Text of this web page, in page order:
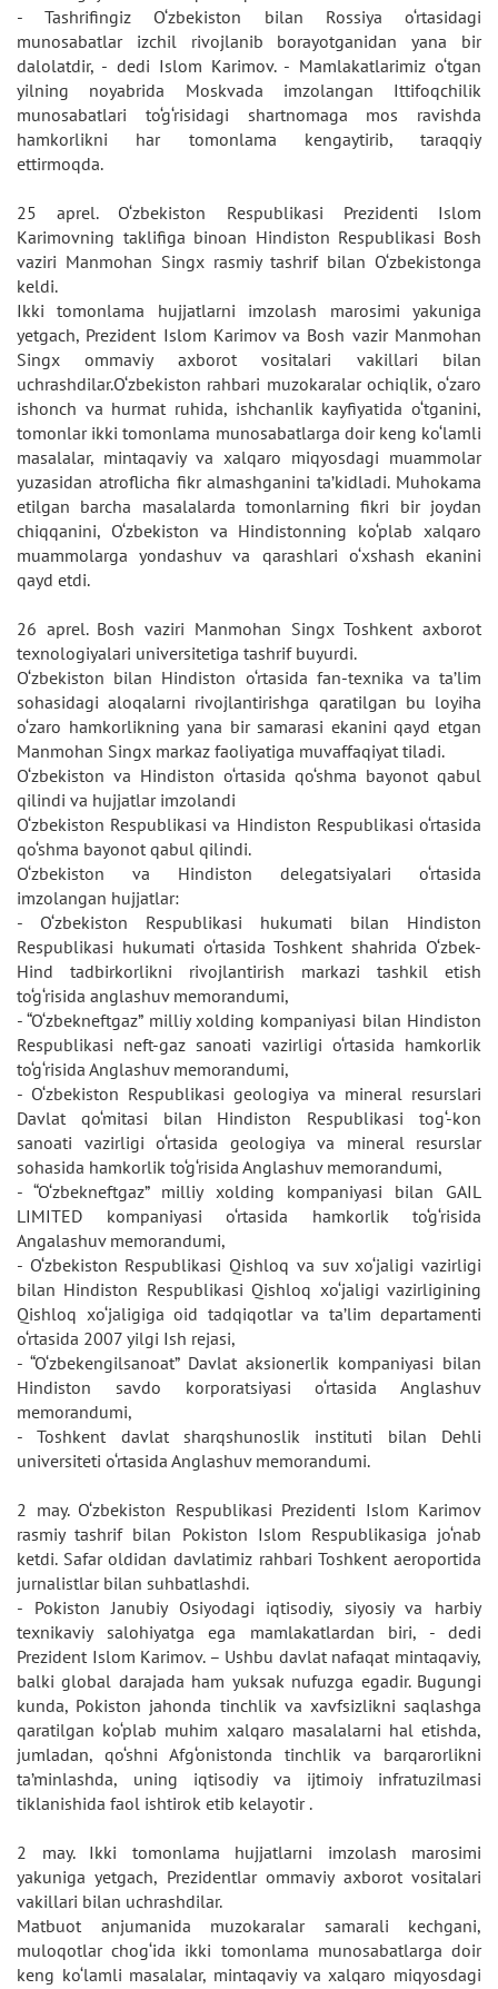
- Tashrifingiz O‘zbekiston bilan Rossiya o‘rtasidagi
munosabatlar izchil rivojlanib borayotganidan yana bir
dalolatdir, - dedi Islom Karimov. - Mamlakatlarimiz o‘tgan
yilning noyabrida Moskvada imzolangan Ittifoqchilik
munosabatlari to‘g‘risidagi shartnomaga mos ravishda
hamkorlikni har tomonlama kengaytirib, taraqqiy
ettirmoqda.
25 aprel. O‘zbekiston Respublikasi Prezidenti Islom
Karimovning taklifiga binoan Hindiston Respublikasi Bosh
vaziri Manmohan Singx rasmiy tashrif bilan O‘zbekistonga
keldi.
Ikki tomonlama hujjatlarni imzolash marosimi yakuniga
yetgach, Prezident Islom Karimov va Bosh vazir Manmohan
Singx ommaviy axborot vositalari vakillari bilan
uchrashdilar.O‘zbekiston rahbari muzokaralar ochiqlik, o‘zaro
ishonch va hurmat ruhida, ishchanlik kayfiyatida o‘tganini,
tomonlar ikki tomonlama munosabatlarga doir keng ko‘lamli
masalalar, mintaqaviy va xalqaro miqyosdagi muammolar
yuzasidan atroflicha fikr almashganini ta’kidladi. Muhokama
etilgan barcha masalalarda tomonlarning fikri bir joydan
chiqqanini, O‘zbekiston va Hindistonning ko‘plab xalqaro
muammolarga yondashuv va qarashlari o‘xshash ekanini
qayd etdi.
26 aprel. Bosh vaziri Manmohan Singx Toshkent axborot
texnologiyalari universitetiga tashrif buyurdi.
O‘zbekiston bilan Hindiston o‘rtasida fan-texnika va ta’lim
sohasidagi aloqalarni rivojlantirishga qaratilgan bu loyiha
o‘zaro hamkorlikning yana bir samarasi ekanini qayd etgan
Manmohan Singx markaz faoliyatiga muvaffaqiyat tiladi.
O‘zbekiston va Hindiston o‘rtasida qo‘shma bayonot qabul
qilindi va hujjatlar imzolandi
O‘zbekiston Respublikasi va Hindiston Respublikasi o‘rtasida
qo‘shma bayonot qabul qilindi.
O‘zbekiston va Hindiston delegatsiyalari o‘rtasida
imzolangan hujjatlar:
- O‘zbekiston Respublikasi hukumati bilan Hindiston
Respublikasi hukumati o‘rtasida Toshkent shahrida O‘zbek-
Hind tadbirkorlikni rivojlantirish markazi tashkil etish
to‘g‘risida anglashuv memorandumi,
- “O‘zbekneftgaz” milliy xolding kompaniyasi bilan Hindiston
Respublikasi neft-gaz sanoati vazirligi o‘rtasida hamkorlik
to‘g‘risida Anglashuv memorandumi,
- O‘zbekiston Respublikasi geologiya va mineral resurslari
Davlat qo‘mitasi bilan Hindiston Respublikasi tog‘-kon
sanoati vazirligi o‘rtasida geologiya va mineral resurslar
sohasida hamkorlik to‘g‘risida Anglashuv memorandumi,
- “O‘zbekneftgaz” milliy xolding kompaniyasi bilan GAIL
LIMITED kompaniyasi o‘rtasida hamkorlik to‘g‘risida
Angalashuv memorandumi,
- O‘zbekiston Respublikasi Qishloq va suv xo‘jaligi vazirligi
bilan Hindiston Respublikasi Qishloq xo‘jaligi vazirligining
Qishloq xo‘jaligiga oid tadqiqotlar va ta’lim departamenti
o‘rtasida 2007 yilgi Ish rejasi,
- “O‘zbekengilsanoat” Davlat aksionerlik kompaniyasi bilan
Hindiston savdo korporatsiyasi o‘rtasida Anglashuv
memorandumi,
- Toshkent davlat sharqshunoslik instituti bilan Dehli
universiteti o‘rtasida Anglashuv memorandumi.
2 may. O‘zbekiston Respublikasi Prezidenti Islom Karimov
rasmiy tashrif bilan Pokiston Islom Respublikasiga jo‘nab
ketdi. Safar oldidan davlatimiz rahbari Toshkent aeroportida
jurnalistlar bilan suhbatlashdi.
- Pokiston Janubiy Osiyodagi iqtisodiy, siyosiy va harbiy
texnikaviy salohiyatga ega mamlakatlardan biri, - dedi
Prezident Islom Karimov. – Ushbu davlat nafaqat mintaqaviy,
balki global darajada ham yuksak nufuzga egadir. Bugungi
kunda, Pokiston jahonda tinchlik va xavfsizlikni saqlashga
qaratilgan ko‘plab muhim xalqaro masalalarni hal etishda,
jumladan, qo‘shni Afg‘onistonda tinchlik va barqarorlikni
ta’minlashda, uning iqtisodiy va ijtimoiy infratuzilmasi
tiklanishida faol ishtirok etib kelayotir .
2 may. Ikki tomonlama hujjatlarni imzolash marosimi
yakuniga yetgach, Prezidentlar ommaviy axborot vositalari
vakillari bilan uchrashdilar.
Matbuot anjumanida muzokaralar samarali kechgani,
muloqotlar chog‘ida ikki tomonlama munosabatlarga doir
keng ko‘lamli masalalar, mintaqaviy va xalqaro miqyosdagi